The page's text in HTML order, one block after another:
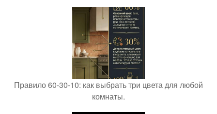
Правило 60-30-10: как выбрать три цвета для любой
комнаты.